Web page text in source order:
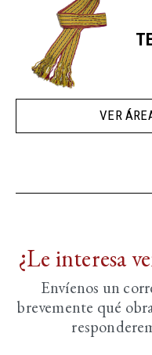
VER
¿Le interesa
Envíenos un
brevemente qué